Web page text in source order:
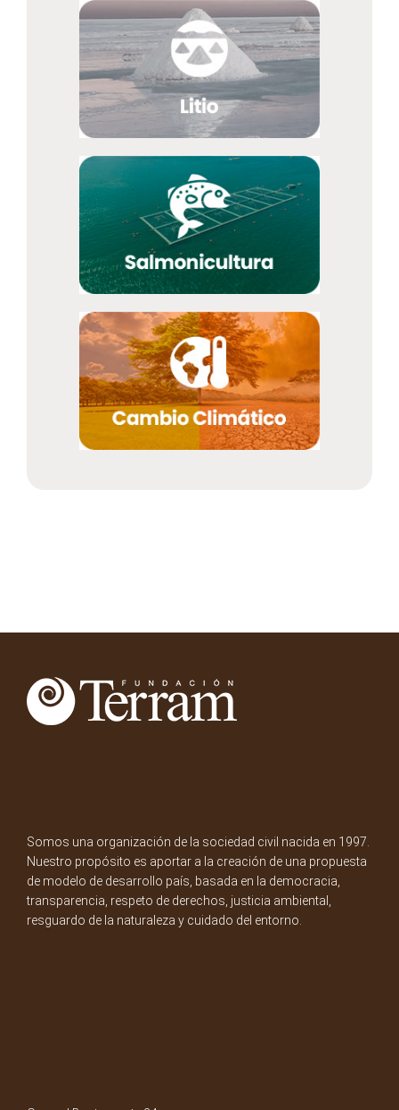
Somos una organización de la sociedad civil nacida en 1997.
Nuestro propósito es aportar a la creación de una propuesta
de modelo de desarrollo país, basada en la democracia,
transparencia, respeto de derechos, justicia ambiental,
resguardo de la naturaleza y cuidado del entorno.